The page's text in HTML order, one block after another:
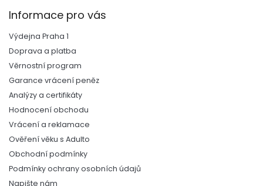
Informace pro vás
Výdejna Praha 1
Doprava a platba
Věrnostní program
Garance vrácení peněz
Analýzy a certifikáty
Hodnocení obchodu
Vrácení a reklamace
Ověření věku s Adulto
Obchodní podmínky
Podmínky ochrany osobních údajů
Napište nám